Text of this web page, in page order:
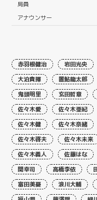
局員
アナウンサー
赤羽根健治 岩田光央
大泊貴揮
置鮎龍太郎
鬼頭明里
玄田哲章
佐々木愛
佐々木亜紀
佐々木健
佐々木奈緒
佐々木啓夫
佐々木未来
佐々木義人
佐藤はな
関幸司
高橋李依
富田美憂
浪川大輔